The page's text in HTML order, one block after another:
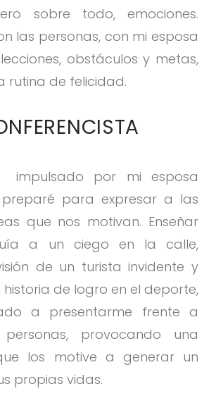
sobre todo, emociones.
las personas, con mi esposa
obstáculos y metas,
rutina de felicidad.
impulsado por mi esposa
para expresar a las
que nos motivan. Enseñar
a un ciego en la calle,
de un turista invidente y
de logro en el deporte,
a presentarme frente a
provocando una
los motive a generar un
propias vidas.